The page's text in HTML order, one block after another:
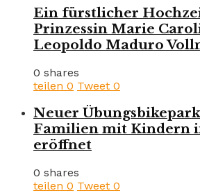
Ein fürstlicher
Prinzessin Marie
Leopoldo Maduro
0 shares
teilen 0 Tweet 0
Neuer
Familien mit Kindern
eröffnet
0 shares
teilen 0 Tweet 0